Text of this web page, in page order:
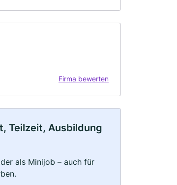
Firma bewerten
Teilzeit, Ausbildung
als Minijob – auch für